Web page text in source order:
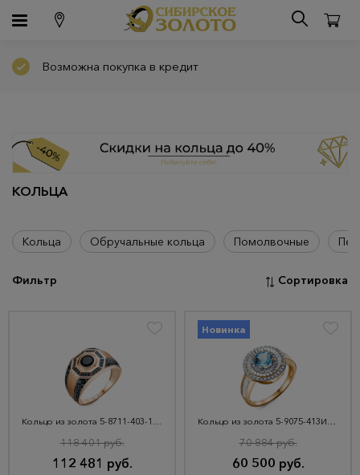
Возможна покупка в кредит
КОЛЬЦА
Кольца Обручальные кольца Помолвочные
Фильтр Сортировка
Кольцо из золота 5-8711-403-1К-ШпЧМ1
112 481 руб.
118 401 руб.
Новинка
Кольцо из золота 5-9075-413И4-1КБ-Тсв
60 500 руб.
70 884 руб.